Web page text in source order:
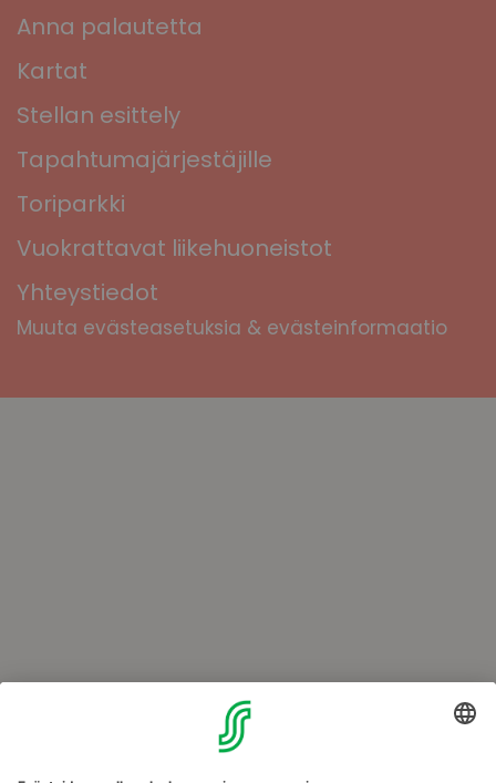
Anna palautetta
Kartat
Stellan esittely
Tapahtumajärjestäjille
Toriparkki
Vuokrattavat liikehuoneistot
Yhteystiedot
Muuta evästeasetuksia & evästeinformaatio